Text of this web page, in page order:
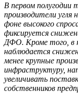
В первом полугодии
производители угля
фоне высокого
фиксируется
ДФО. Кроме того, в
наблюдается
менее крупные
инфраструктуру,
увеличивать
собственников